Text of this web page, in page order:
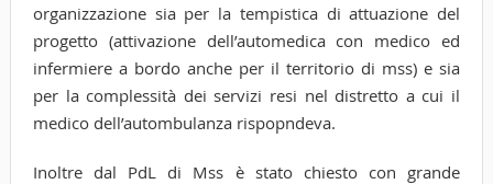
organizzazione sia per la tempistica di attuazione del
progetto (attivazione dell’automedica con medico ed
infermiere a bordo anche per il territorio di mss) e sia
per la complessità dei servizi resi nel distretto a cui il
medico dell’autombulanza rispopndeva.
Inoltre dal PdL di Mss è stato chiesto con grande